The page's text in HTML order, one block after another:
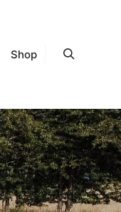
Shop